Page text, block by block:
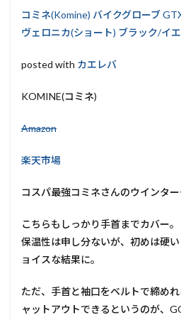
コミネ(Komine) バイクグローブ
ヴェロニカ(ショート) ブラック/イ
posted with カエレバ
KOMINE(コミネ)
Amazon
楽天市場
コスパ最強コミネさんのウインター
こちらもしっかり手首までカバー。
保温性は申し分ないが、初めは硬
ョイスな結果に。
ただ、手首と袖口をベルトで締め
ャットアウトできるというのが、